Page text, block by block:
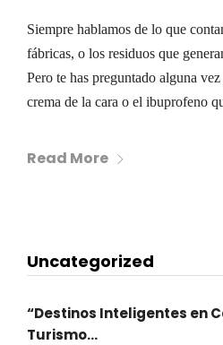
Siempre hablamos de lo que
fábricas, o los residuos que
Pero te has preguntado alguna
crema de la cara o el ibuprofeno
Read More
Uncategorized
“Destinos Inteligentes en
Turismo...